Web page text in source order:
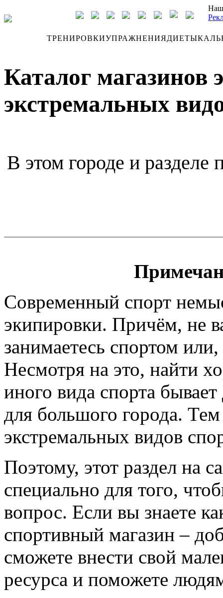
ТРЕНИРОВКИУПРАЖНЕНИЯДИЕТЫ
Каталог магазинов
экстремальных
В этом городе и разделе
Современный спорт
экипировки. Причём, не
занимаетесь спортом
Несмотря на это, найти
иного вида спорта
для большого города.
экстремальных видов
Поэтому, этот раздел на
специально для того,
вопрос. Если вы знаете
спортивный магазин –
сможете внести свой
ресурса и поможете